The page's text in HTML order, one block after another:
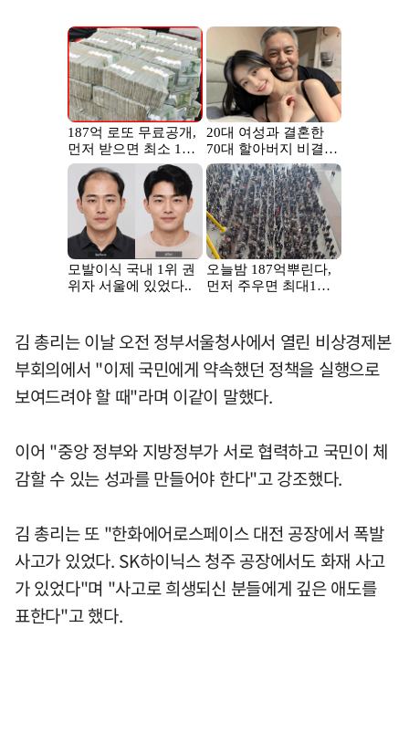
김 총리는 이날 오전 정부서울청사에서 열린 비상경제본
부회의에서 "이제 국민에게 약속했던 정책을 실행으로
보여드려야 할 때"라며 이같이 말했다.
이어 "중앙 정부와 지방정부가 서로 협력하고 국민이 체
감할 수 있는 성과를 만들어야 한다"고 강조했다.
김 총리는 또 "한화에어로스페이스 대전 공장에서 폭발
사고가 있었다. SK하이닉스 청주 공장에서도 화재 사고
가 있었다"며 "사고로 희생되신 분들에게 깊은 애도를
표한다"고 했다.